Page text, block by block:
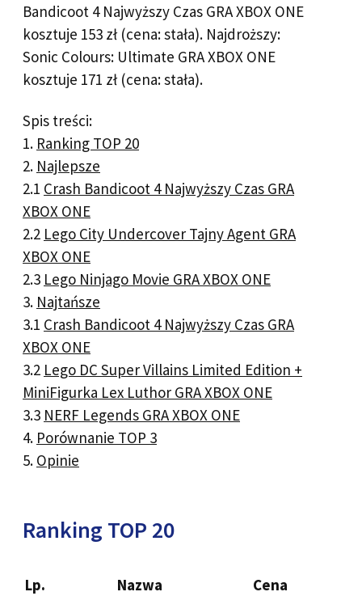
Bandicoot 4 Najwyższy Czas GRA XBOX ONE
kosztuje 153 zł (cena: stała). Najdroższy:
Sonic Colours: Ultimate GRA XBOX ONE
kosztuje 171 zł (cena: stała).
Spis treści:
1. Ranking TOP 20
2. Najlepsze
2.1 Crash Bandicoot 4 Najwyższy Czas GRA
XBOX ONE
2.2 Lego City Undercover Tajny Agent GRA
XBOX ONE
2.3 Lego Ninjago Movie GRA XBOX ONE
3. Najtańsze
3.1 Crash Bandicoot 4 Najwyższy Czas GRA
XBOX ONE
3.2 Lego DC Super Villains Limited Edition +
MiniFigurka Lex Luthor GRA XBOX ONE
3.3 NERF Legends GRA XBOX ONE
4. Porównanie TOP 3
5. Opinie
Ranking TOP 20
Lp. Nazwa Cena